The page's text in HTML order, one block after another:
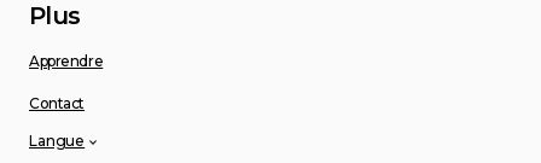
Plus
Apprendre
Contact
Langue